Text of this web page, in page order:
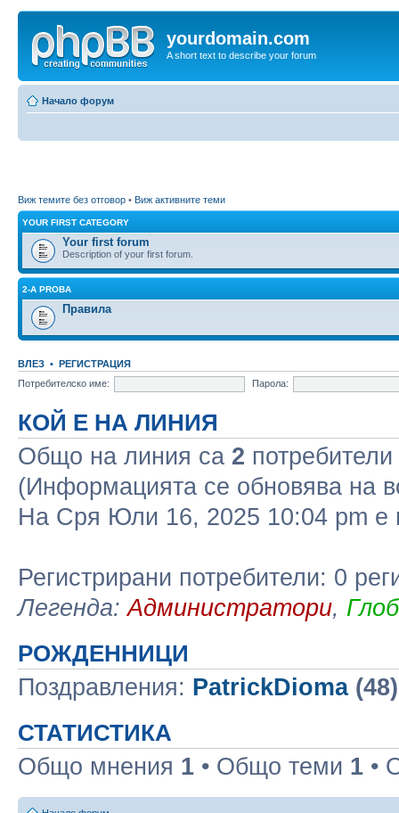
yourdomain.com
A short text to describe your forum
Начало форум
Виж темите без отговор • Виж активните теми
YOUR FIRST CATEGORY
Your first forum
Description of your first forum.
2-A PROBA
Правила
ВЛЕЗ • РЕГИСТРАЦИЯ
Потребителско име:
Парола:
КОЙ Е НА ЛИНИЯ
Общо на линия са 2
(Информацията се обновява на
На Сря Юли 16, 2025 10:04 pm
Регистрирани потребители: 0
Легенда:Администратори,
РОЖДЕННИЦИ
Поздравления: PatrickDioma
СТАТИСТИКА
Общо мнения 1 • Общо теми 1 •